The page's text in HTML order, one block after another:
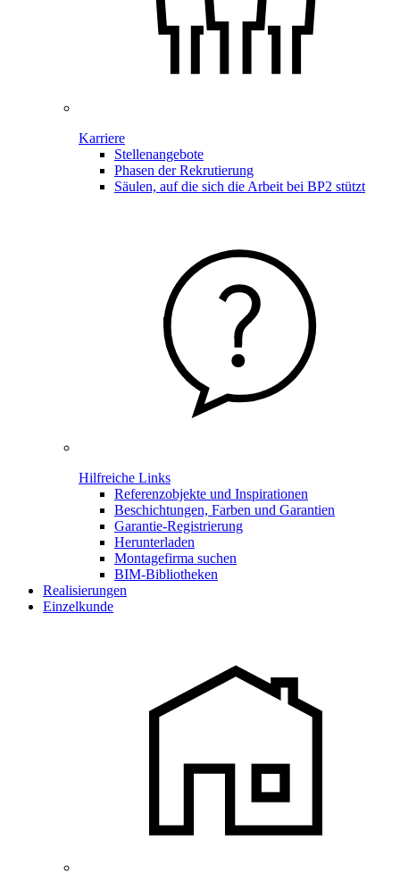
Karriere
Stellenangebote
Phasen der Rekrutierung
Säulen, auf die sich die Arbeit bei BP2 stützt
Hilfreiche Links
Referenzobjekte und Inspirationen
Beschichtungen, Farben und Garantien
Garantie-Registrierung
Herunterladen
Montagefirma suchen
BIM-Bibliotheken
Realisierungen
Einzelkunde